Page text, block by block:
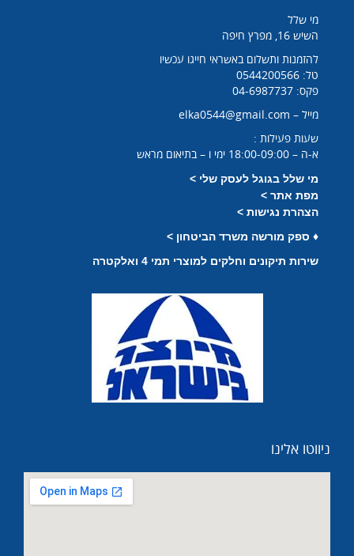
מי שלל
השיש 16, מפרץ חיפה
להזמנות ותשלום באשראי חייגו עכשיו
טל: 0544200566
פקס: 04-6987737
מייל – elka0544@gmail.com
שעות פעילות :
א-ה – 18:00-09:00 ימי ו – בתיאום מראש
מי שלל בגוגל לעסק שלי >
מפת אתר >
הצהרת נגישות >
♦ ספק מורשה משרד הביטחון >
שירות תיקונים וחלקים למוצרי תמי 4 ואלקטרה
ניווטו אלינו